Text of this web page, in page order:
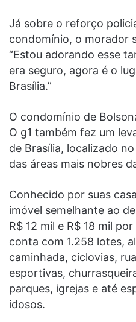
Já sobre o reforço
condomínio, o morador
“Estou adorando esse
era seguro, agora é o
Brasília.”
O condomínio de
O g1 também fez um
de Brasília, localizado
das áreas mais nobres
Conhecido por suas
imóvel semelhante ao
R$ 12 mil e R$ 18 mil
conta com 1.258 lotes,
caminhada, ciclovias,
esportivas,
parques, igrejas e até
idosos.